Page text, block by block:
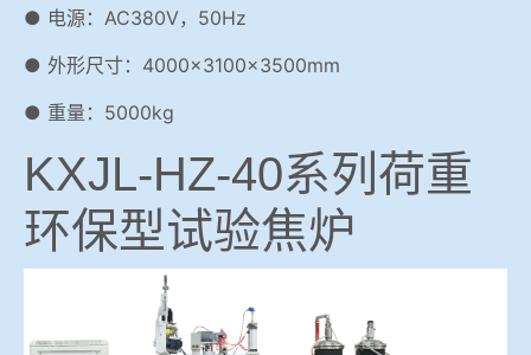
● 电源：AC380V，50Hz
● 外形尺寸：4000×3100×3500mm
● 重量：5000kg
KXJL-HZ-40系列荷重
环保型试验焦炉